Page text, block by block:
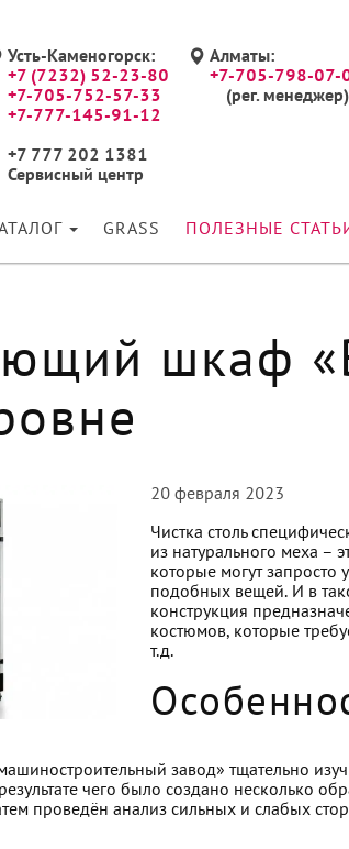
Усть-Каменогорск:
+7 (7232) 52-23-80
+7-705-752-57-33
+7-777-145-91-12
+7 777 202 1381
Сервисный центр
Алматы:
+7-705-798-07-
(рег. менеджер)
GRASS ПОЛЕЗНЫЕ
шкаф
20 февраля 2023
Чистка столь
из натурального меха –
которые могут запросто
подобных вещей. И в
конструкция
костюмов, которые
т.д.
завод» тщательно
чего было создано несколько
проведён анализ сильных и слабых